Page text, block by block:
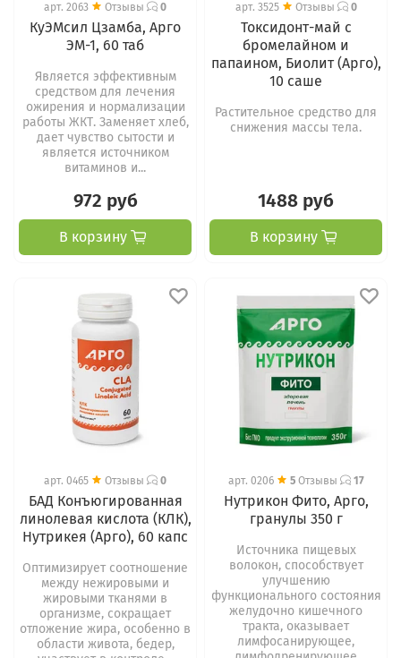
арт. 2063 Отзывы 0
КуЭМсил Цзамба, Арго
ЭМ-1, 60 таб
Является эффективным
средством для лечения
ожирения и нормализации
работы ЖКТ. Заменяет хлеб,
дает чувство сытости и
является источником
витаминов и...
972 руб
В корзину
арт. 3525 Отзывы 0
Токсидонт-май c
бромелайном и
папаином, Биолит (Арго),
10 саше
Растительное средство для
снижения массы тела.
1488 руб
В корзину
арт. 0465 Отзывы 0
БАД Конъюгированная
линолевая кислота (КЛК),
Нутрикея (Арго), 60 капс
Оптимизирует соотношение
между нежировыми и
жировыми тканями в
организме, сокращает
отложение жира, особенно в
области живота, бедер,
арт. 0206 5Отзывы 17
Нутрикон Фито, Арго,
гранулы 350 г
Источника пищевых
волокон, способствует
улучшению
функционального состояния
желудочно кишечного
тракта, оказывает
лимфосанирующее,